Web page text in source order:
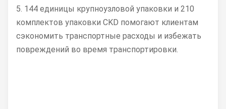
5. 144 единицы крупноузловой упаковки и 210
комплектов упаковки CKD помогают клиентам
сэкономить транспортные расходы и избежать
повреждений во время транспортировки.